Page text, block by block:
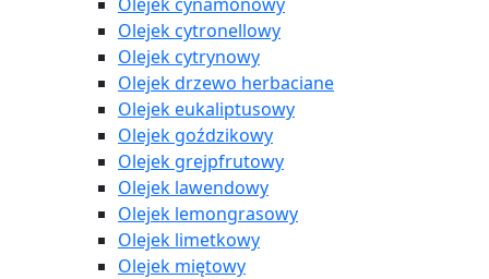
Olejek cytronellowy
Olejek cytrynowy
Olejek drzewo herbaciane
Olejek eukaliptusowy
Olejek goździkowy
Olejek grejpfrutowy
Olejek lawendowy
Olejek lemongrasowy
Olejek limetkowy
Olejek miętowy